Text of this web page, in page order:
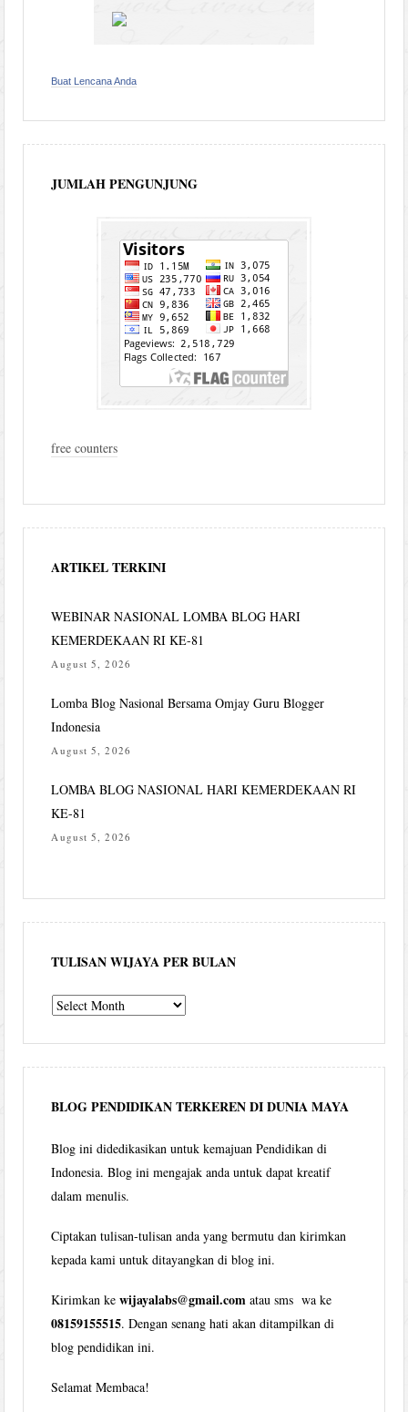
Buat Lencana Anda
JUMLAH PENGUNJUNG
free counters
ARTIKEL TERKINI
WEBINAR NASIONAL LOMBA BLOG HARI
KEMERDEKAAN RI KE-81
August 5, 2026
Lomba Blog Nasional Bersama Omjay Guru Blogger
Indonesia
August 5, 2026
LOMBA BLOG NASIONAL HARI KEMERDEKAAN RI
KE-81
August 5, 2026
TULISAN WIJAYA PER BULAN
Tulisan
per
bulan
BLOG PENDIDIKAN TERKEREN DI DUNIA MAYA
Blog ini didedikasikan untuk kemajuan Pendidikan di
Indonesia. Blog ini mengajak anda untuk dapat kreatif
dalam menulis.
Ciptakan tulisan-tulisan anda yang bermutu dan kirimkan
kepada kami untuk ditayangkan di blog ini.
Kirimkan kewijayalabs@gmail.com atau sms wa ke
08159155515. Dengan senang hati akan ditampilkan di
blog pendidikan ini.
Selamat Membaca!